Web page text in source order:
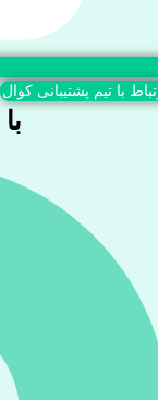
با تیم پشتیبانی کوال